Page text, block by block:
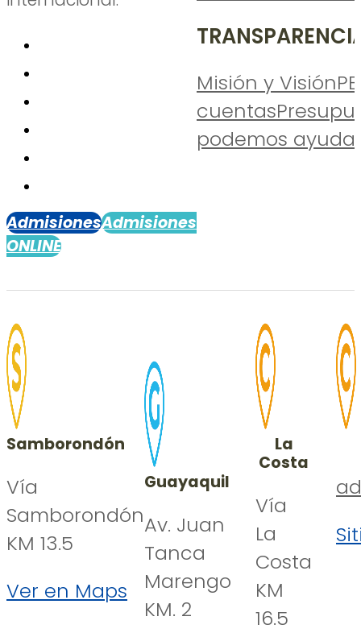
AdmisionesAdmisiones
ONLINE
Misión y Visión
cuentas
podemos
Samborondón
Vía
Samborondón
KM 13.5
Ver en Maps
Guayaquil
Av. Juan
Tanca
Marengo
KM. 2
La
Costa
Vía
La
Costa
KM
16.5